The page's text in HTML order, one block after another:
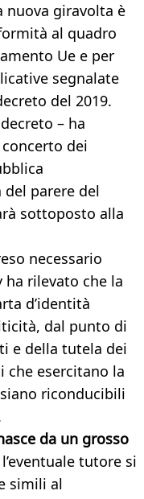
nuova giravolta è
al quadro
Ue e per
segnalate
del 2019.
– ha
dei
parere del
sottoposto alla
necessario
ha rilevato che la
d’identità
dal punto di
e della tutela dei
che esercitano la
riconducibili
da un grosso
tutore si
simili al